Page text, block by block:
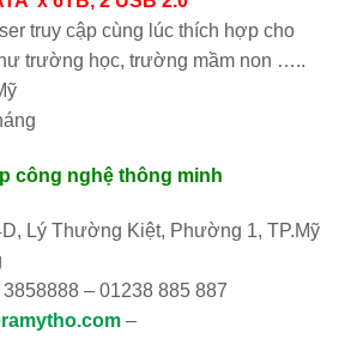
truy cập cùng lúc thích hợp cho
trường học, trường mầm non …..
công nghệ thông minh
Lý Thường Kiệt, Phường 1, TP.Mỹ
– 01238 885 887
–